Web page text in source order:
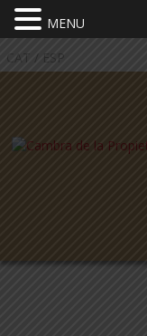
CAT / ESP
MENU